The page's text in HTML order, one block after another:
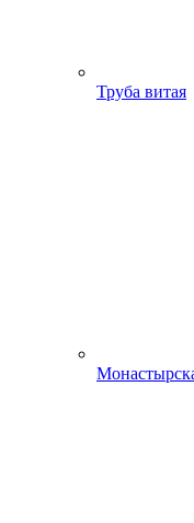
Труба витая